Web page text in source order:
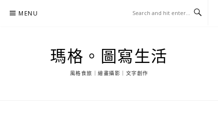
MENU
瑪格。圖寫生活
風格食旅｜繪畫攝影｜文字創作